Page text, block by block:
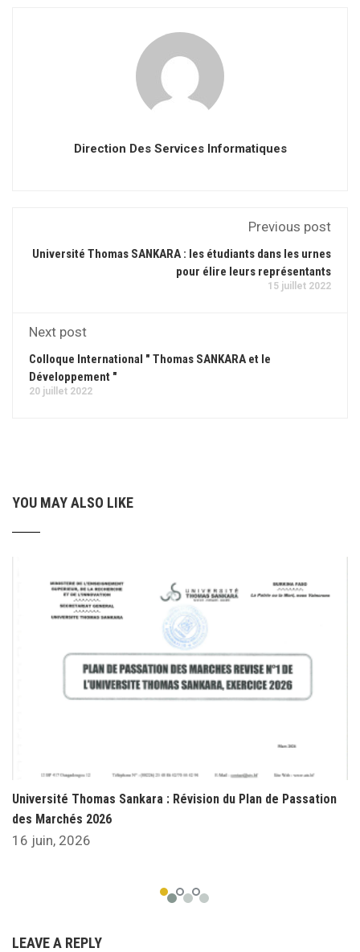
Direction Des Services Informatiques
Previous post
Université Thomas SANKARA : les étudiants dans les urnes
pour élire leurs représentants
15 juillet 2022
Next post
Colloque International " Thomas SANKARA et le
Développement "
20 juillet 2022
YOU MAY ALSO LIKE
Université Thomas Sankara : Révision du Plan de Passation
des Marchés 2026
16 juin, 2026
LEAVE A REPLY